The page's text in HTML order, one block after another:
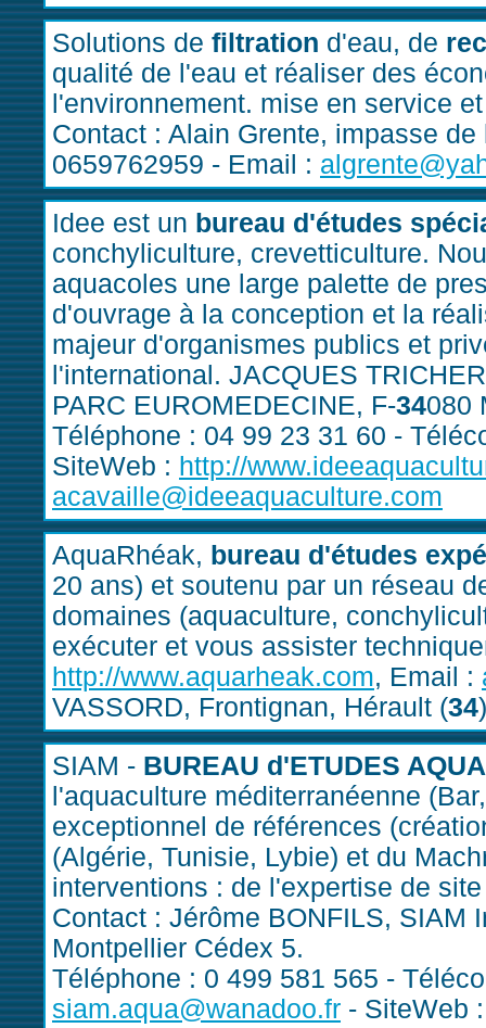
Solutions de filtration d'eau, de
qualité de l'eau et réaliser des
l'environnement. mise en service
Contact : Alain Grente, impasse
0659762959 - Email :
Idee est un bureau d'études
conchyliculture, crevetticulture.
aquacoles une large palette de
d'ouvrage à la conception et la
majeur d'organismes publics et
l'international. JACQUES
PARC EUROMEDECINE, F-34080
Téléphone : 04 99 23 31 60 -
SiteWeb : http://
acavaille@ideeaquaculture.com
AquaRhéak, bureau d'études
20 ans) et soutenu par un réseau
domaines (aquaculture,
exécuter et vous assister
http://www.aquarheak.com, Email :
VASSORD, Frontignan, Hérault (34
SIAM - BUREAU d'ETUDES
l'aquaculture méditerranéenne
exceptionnel de références
(Algérie, Tunisie, Lybie) et du
interventions : de l'expertise de
Contact : Jérôme BONFILS, SIAM
Montpellier Cédex 5.
Téléphone : 0 499 581 565 -
siam.aqua@wanadoo.fr - SiteWeb